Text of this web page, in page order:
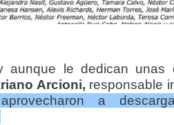
aunque le dedican unas
Arcioni, responsable
a